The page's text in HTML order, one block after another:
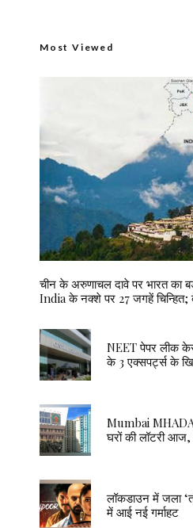
Most Viewed
चीन के अरुणाचल दावे पर भारत का
India के नक्शे पर 27 जगहें चिन्हित;
NEET पेपर लीक
के 3 एक्सपर्ट्स के
Mumbai
घरों की लॉटरी
लॉकडाउन में जला
में आई नई गर्माहट